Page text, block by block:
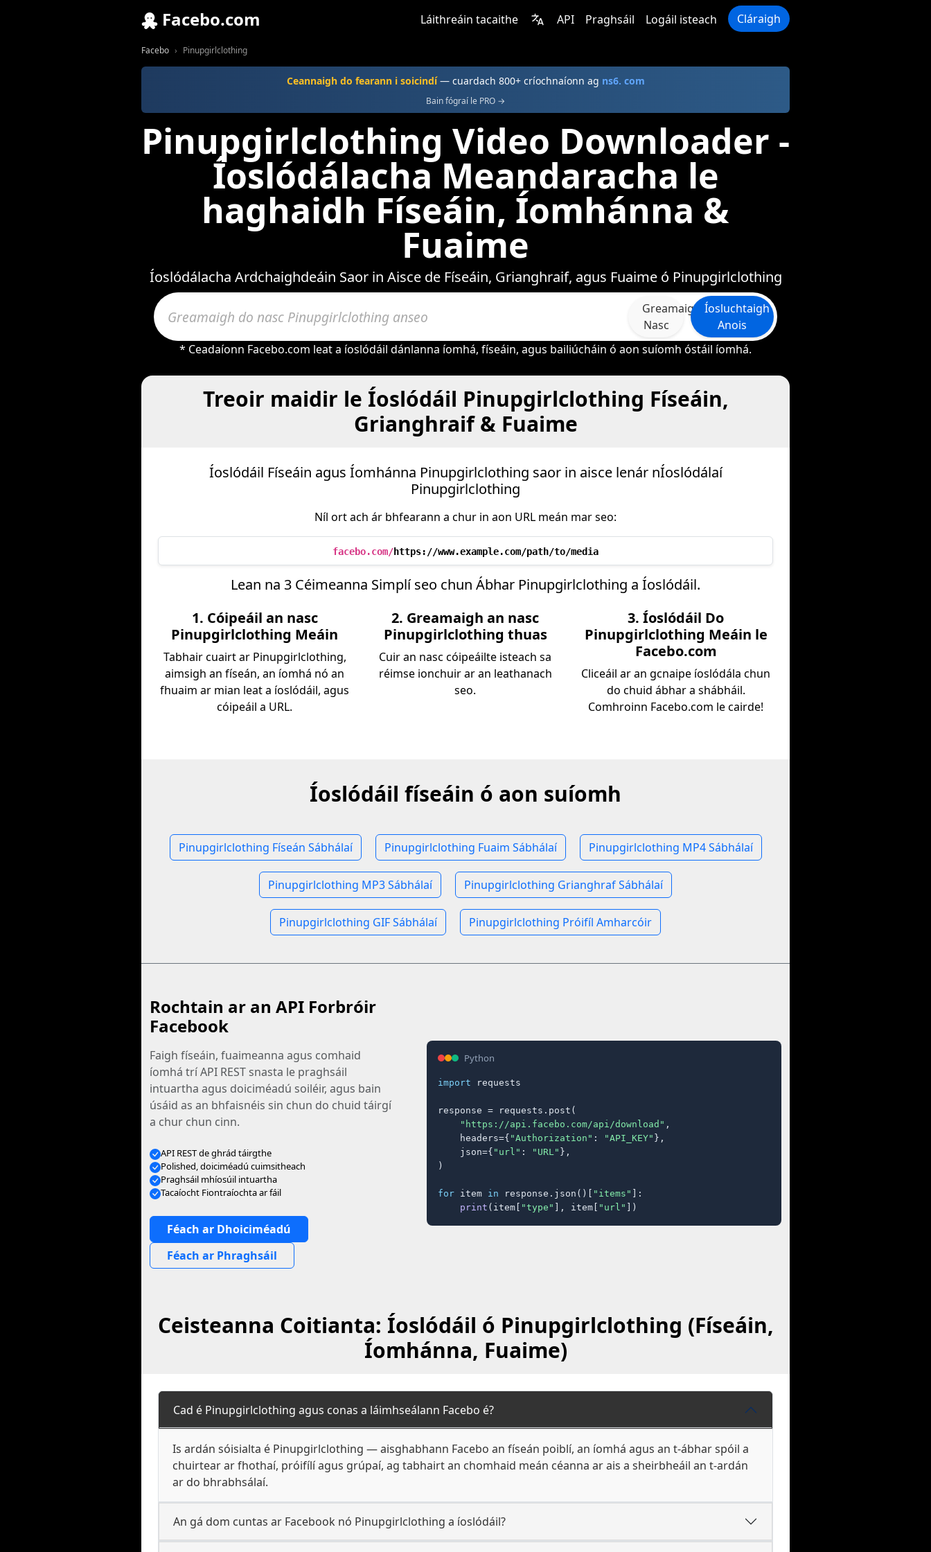
Facebo.com Láithreáin tacaithe API Praghsáil Logáil isteach Cláraigh
Facebo Pinupgirlclothing
Ceannaigh do fearann i soicindí— cuardach 800+ críochnaíonn ag ns6. com
Bain fógraí le PRO →
Pinupgirlclothing Video Downloader -
Íoslódálacha Meandaracha le
haghaidh Físeáin, Íomhánna &
Fuaime
Íoslódálacha Ardchaighdeáin Saor in Aisce de Físeáin, Grianghraif, agus Fuaime ó Pinupgirlclothing
Greamaigh
Nasc
Íosluchtaigh
Anois
* Ceadaíonn Facebo.com leat a íoslódáil dánlanna íomhá, físeáin, agus bailiúcháin ó aon suíomh óstáil íomhá.
Treoir maidir le Íoslódáil Pinupgirlclothing Físeáin,
Grianghraif & Fuaime
Íoslódáil Físeáin agus Íomhánna Pinupgirlclothing saor in aisce lenár nÍoslódálaí
Pinupgirlclothing
Níl ort ach ár bhfearann a chur in aon URL meán mar seo:
facebo.com/https://www.example.com/path/to/media
Lean na 3 Céimeanna Simplí seo chun Ábhar Pinupgirlclothing a Íoslódáil.
1. Cóipeáil an nasc
Pinupgirlclothing Meáin
Tabhair cuairt ar Pinupgirlclothing,
aimsigh an físeán, an íomhá nó an
fhuaim ar mian leat a íoslódáil, agus
cóipeáil a URL.
2. Greamaigh an nasc
Pinupgirlclothing thuas
Cuir an nasc cóipeáilte isteach sa
réimse ionchuir ar an leathanach
seo.
3. Íoslódáil Do
Pinupgirlclothing Meáin le
Facebo.com
Cliceáil ar an gcnaipe íoslódála chun
do chuid ábhar a shábháil.
Comhroinn Facebo.com le cairde!
Íoslódáil físeáin ó aon suíomh
Pinupgirlclothing Físeán Sábhálaí Pinupgirlclothing Fuaim Sábhálaí Pinupgirlclothing MP4 Sábhálaí
Pinupgirlclothing MP3 Sábhálaí Pinupgirlclothing Grianghraf Sábhálaí
Pinupgirlclothing GIF Sábhálaí Pinupgirlclothing Próifíl Amharcóir
Rochtain ar an API Forbróir
Facebook
Faigh físeáin, fuaimeanna agus comhaid
íomhá trí API REST snasta le praghsáil
intuartha agus doiciméadú soiléir, agus bain
úsáid as an bhfaisnéis sin chun do chuid táirgí
a chur chun cinn.
API REST de ghrád táirgthe
Polished, doiciméadú cuimsitheach
Praghsáil mhíosúil intuartha
Tacaíocht Fiontraíochta ar fáil
Féach ar Dhoiciméadú
Féach ar Phraghsáil
Python
import requests
response = requests.post(
"https://api.facebo.com/api/download" ,
    headers={
"Authorization" : "API_KEY" },
    json={
"url" : "URL" },
)
for item in response.json()[ "items" ]:
print (item[ "type" ], item[ "url" ])
Ceisteanna Coitianta: Íoslódáil ó Pinupgirlclothing (Físeáin,
Íomhánna, Fuaime)
Cad é Pinupgirlclothing agus conas a láimhseálann Facebo é?
Is ardán sóisialta é Pinupgirlclothing — aisghabhann Facebo an físeán poiblí, an íomhá agus an t-ábhar spóil a
chuirtear ar fhothaí, próifílí agus grúpaí, ag tabhairt an chomhaid meán céanna ar ais a sheirbheáil an t-ardán
ar do bhrabhsálaí.
An gá dom cuntas ar Facebook nó Pinupgirlclothing a íoslódáil?